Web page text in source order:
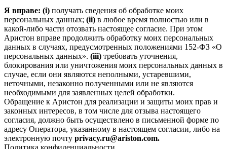
Я вправе: (i) получать сведения об обработке моих
персональных данных; (ii) в любое время полностью или в
какой-либо части отозвать настоящее согласие. При этом
Аристон вправе продолжить обработку моих персональных
данных в случаях, предусмотренных положениями 152-ФЗ «О
персональных данных». (iii) требовать уточнения,
блокирования или уничтожения моих персональных данных в
случае, если они являются неполными, устаревшими,
неточными, незаконно полученными или не являются
необходимыми для заявленных целей обработки.
Обращение к Аристон для реализации и защиты моих прав и
законных интересов, в том числе для отзыва настоящего
согласия, должно быть осуществлено в письменной форме по
адресу Оператора, указанному в настоящем согласии, либо на
электронную почту privacy.ru@ariston.com.
Политика конфиденциальности